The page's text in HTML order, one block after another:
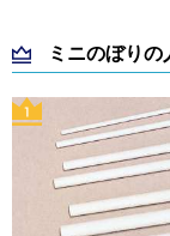
ミニのぼりの